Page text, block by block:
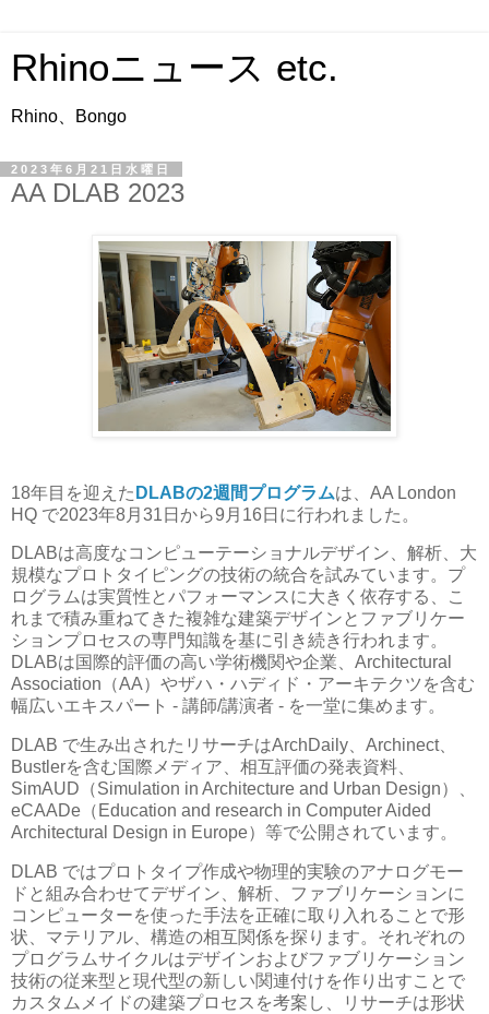
Rhinoニュース etc.
Rhino、Bongo
2023年6月21日水曜日
AA DLAB 2023
18年目を迎えた DLABの2週間プログラムは、AA London
HQ で2023年8月31日から9月16日に行われました。
DLABは高度なコンピューテーショナルデザイン、解析、大
規模なプロトタイピングの技術の統合を試みています。プ
ログラムは実質性とパフォーマンスに大きく依存する、こ
れまで積み重ねてきた複雑な建築デザインとファブリケー
ションプロセスの専門知識を基に引き続き行われます。
DLABは国際的評価の高い学術機関や企業、Architectural
Association（AA）やザハ・ハディド・アーキテクツを含む
幅広いエキスパート - 講師/講演者 - を一堂に集めます。
DLAB で生み出されたリサーチはArchDaily、Archinect、
Bustlerを含む国際メディア、相互評価の発表資料、
SimAUD（Simulation in Architecture and Urban Design）、
eCAADe（Education and research in Computer Aided
Architectural Design in Europe）等で公開されています。
DLAB ではプロトタイプ作成や物理的実験のアナログモー
ドと組み合わせてデザイン、解析、ファブリケーションに
コンピューターを使った手法を正確に取り入れることで形
状、マテリアル、構造の相互関係を探ります。それぞれの
プログラムサイクルはデザインおよびファブリケーション
技術の従来型と現代型の新しい関連付けを作り出すことで
カスタムメイドの建築プロセスを考案し、リサーチは形状